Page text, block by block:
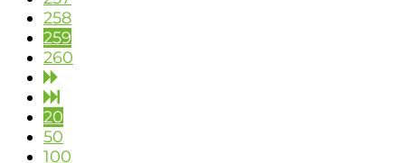
258
259
260
20
50
100